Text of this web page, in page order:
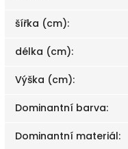
šířka (cm):
délka (cm):
Výška (cm):
Dominantní barva:
Dominantní materiál: